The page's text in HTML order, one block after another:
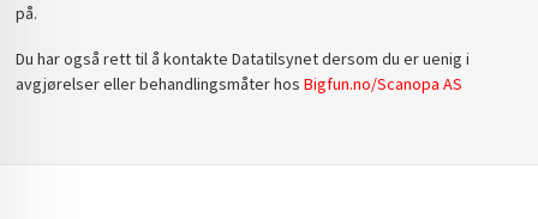
på.
Du har også rett til å kontakte Datatilsynet dersom du er uenig i
avgjørelser eller behandlingsmåter hosBigfun.no/Scanopa AS